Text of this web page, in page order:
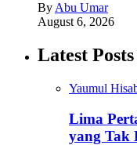
ByAbu Umar
August 6, 2026
Latest Posts
Yaumul
Lima
yang Tak